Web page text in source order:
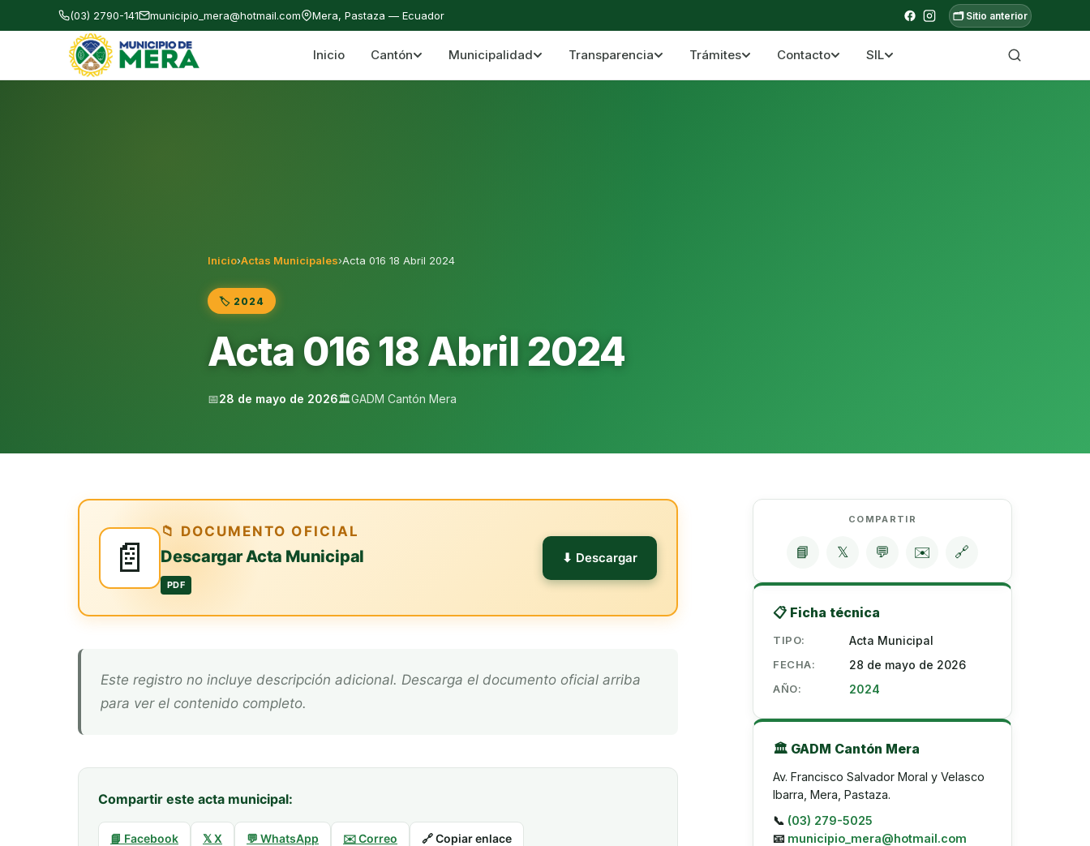
(03) 2790-141 municipio_mera@hotmail.com Mera, Pastaza — Ecuador 🗂️ Sitio anterior
Gobierno Autónomo Descentralizado Municipal del Cantón Mera Cantón Mera · Pastaza · Llanganates y Amazonía ecuatoriana
Inicio Cantón Municipalidad Transparencia Trámites Contacto SIL
Inicio›Actas Municipales›Acta 016 18 Abril 2024
🏷️ 2024
Acta 016 18 Abril 2024
📅28 de mayo de 2026🏛️GADM Cantón Mera
📄
📁 DOCUMENTO OFICIAL
Descargar Acta Municipal
PDF
⬇ Descargar
Este registro no incluye descripción adicional. Descarga el documento oficial arriba
para ver el contenido completo.
Compartir este acta municipal:
📘 Facebook 𝕏 X 💬 WhatsApp ✉️ Correo 🔗 Copiar enlace
COMPARTIR
📘 𝕏 💬 ✉️ 🔗
📋 Ficha técnica
TIPO: Acta Municipal
FECHA: 28 de mayo de 2026
AÑO: 2024
🏛️ GADM Cantón Mera
Av. Francisco Salvador Moral y Velasco
Ibarra, Mera, Pastaza.
📞 (03) 279-5025
📧 municipio_mera@hotmail.com